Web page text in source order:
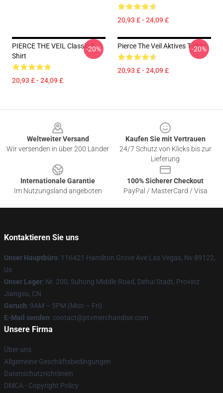
20,93 £ - 24,09 £
PIERCE THE VEIL Classic T-
Shirt
20,93 £ - 24,09 £
-20% Pierce The Veil Aktives T-Shirt
20,93 £ - 24,09 £
-20%
Weltweiter Versand
Wir versenden in über 200 Länder
Kaufen Sie mit Vertrauen
24/7 Schutz von Klicks bis zur
Lieferung
Internationale Garantie
Im Nutzungsland angeboten
100% Sicherer Checkout
PayPal / MasterCard / Visa
Kontaktieren Sie uns
Unser Hauptbüro: 116421 Hamilton Grove Ave Las Vegas, Nv 89122,
Us
Unser Lager: Nr. 200, Suhong Middle Road, Dehui Stadt, Provinz
Jiangsu, CN
Geruch: 9AM – 5PM (Mon – Fri)
E-Mail senden: contact@ptvmerchandise.com
Unsere Firma
Über uns
Allgemeine Geschäftsbedingungen
Datenschutzrichtlinien
DMCA - Copyright Policy